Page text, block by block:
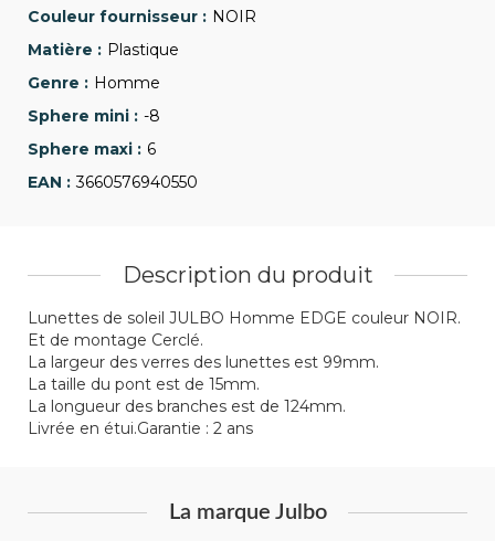
NOIR
Plastique
Homme
-8
6
3660576940550
Description du produit
Lunettes de soleil JULBO Homme EDGE couleur NOIR.
Et de montage Cerclé.
La largeur des verres des lunettes est 99mm.
La taille du pont est de 15mm.
La longueur des branches est de 124mm.
Livrée en étui.Garantie : 2 ans
La marque Julbo